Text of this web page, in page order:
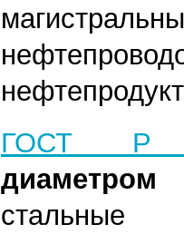
ГОСТ Р
диаметром